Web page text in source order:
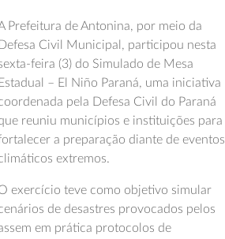
Prefeitura de Antonina, por meio da
Civil Municipal, participou nesta
feira (3) do Simulado de Mesa
– El Niño Paraná, uma iniciativa
pela Defesa Civil do Paraná
reuniu municípios e instituições para
a preparação diante de eventos
extremos.
exercício teve como objetivo simular
de desastres provocados pelos
em prática protocolos de